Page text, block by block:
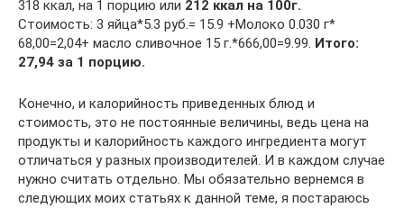
318 ккал, на 1 порцию или 212 ккал на 100г.
Стоимость: 3 яйца*5.3 руб.= 15.9 +Молоко 0.030 г*
68,00=2,04+ масло сливочное 15 г.*666,00=9.99. Итого:
27,94 за 1 порцию.
Конечно, и калорийность приведенных блюд и
стоимость, это не постоянные величины, ведь цена на
продукты и калорийность каждого ингредиента могут
отличаться у разных производителей. И в каждом случае
нужно считать отдельно. Мы обязательно вернемся в
следующих моих статьях к данной теме, я постараюсь